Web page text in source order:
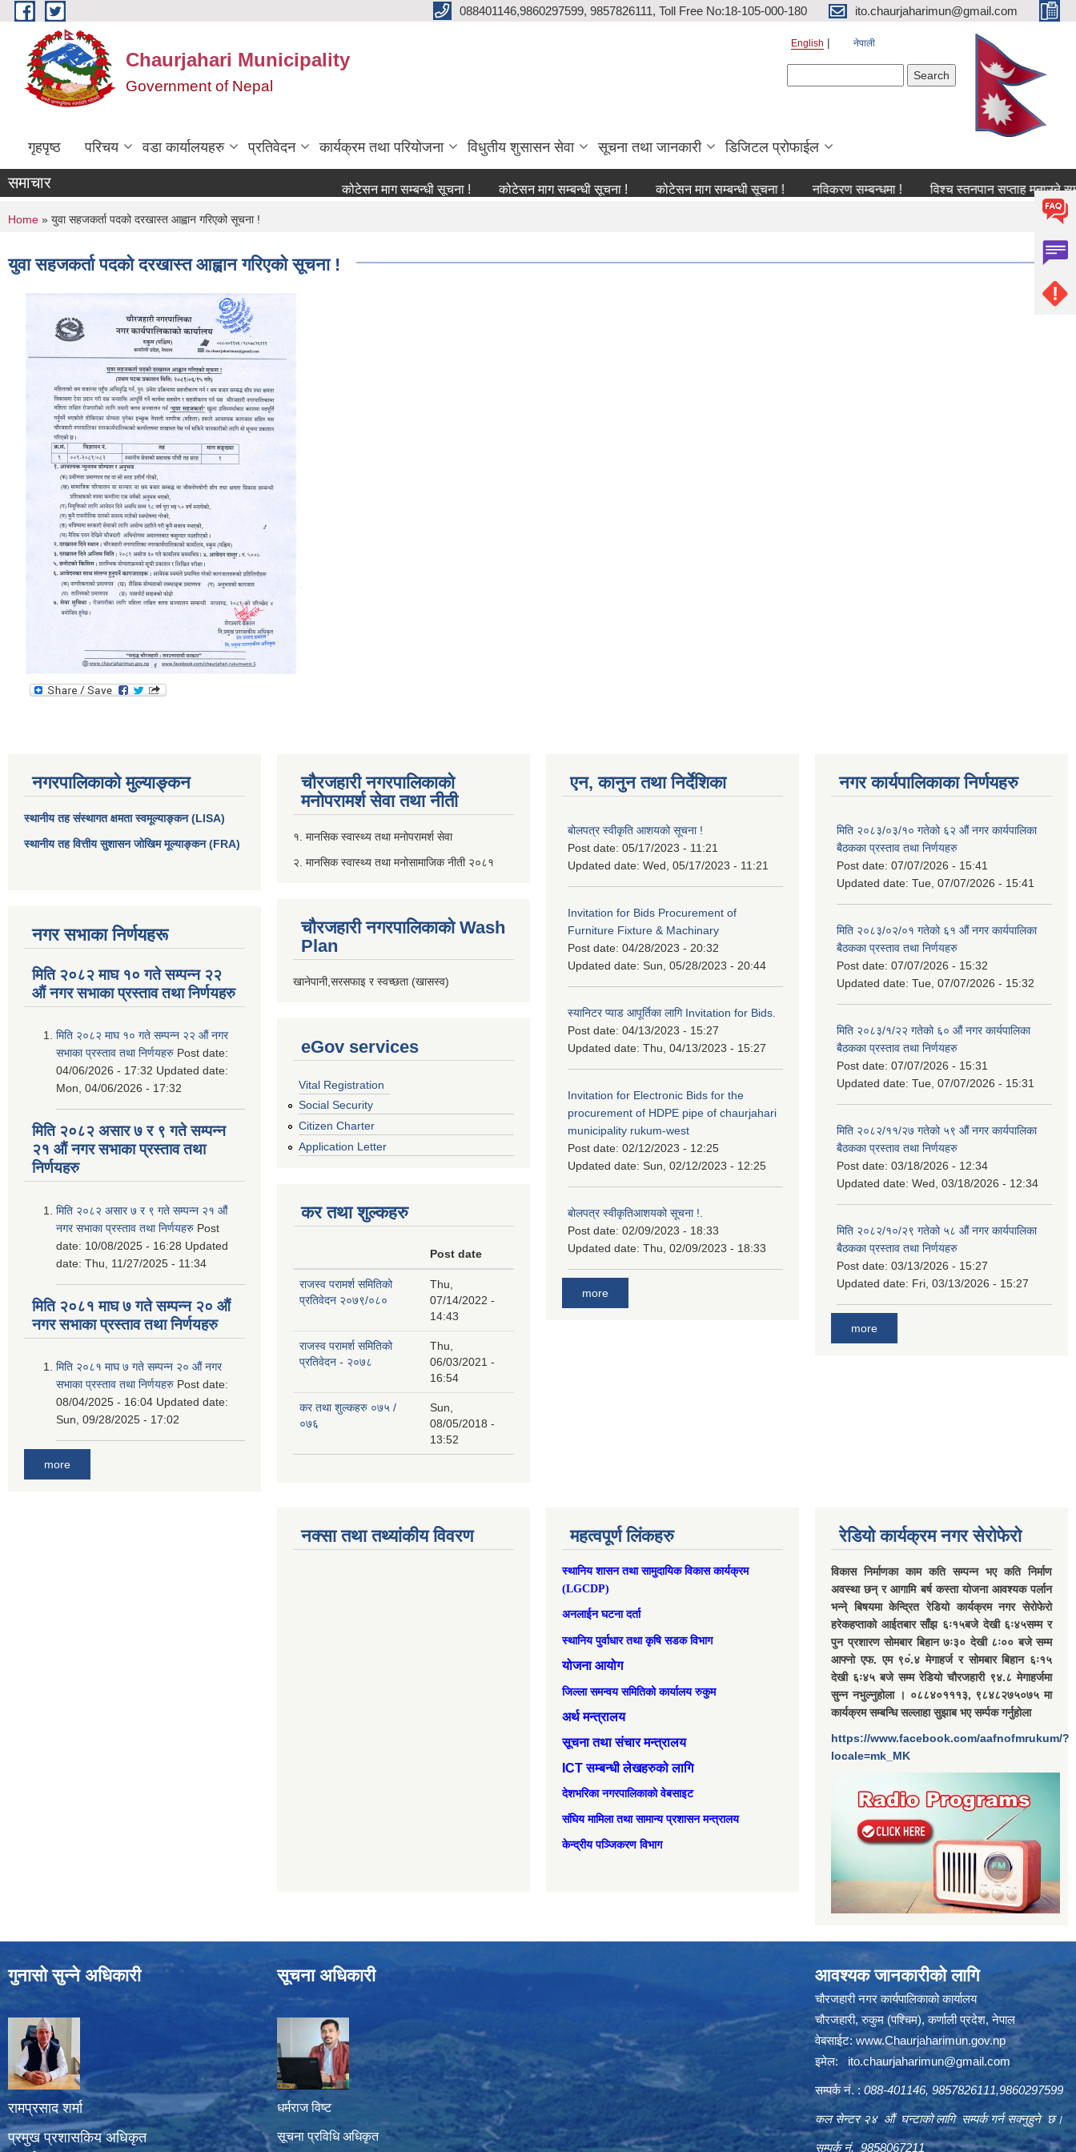
Skip to main content 088401146,9860297599, 9857826111, Toll Free No:18-105-000-180 ito.chaurjaharimun@gmail.com
Chaurjahari Municipality
Government of Nepal
English नेपाली
गृहपृष्ठ परिचय वडा कार्यालयहरु प्रतिवेदन कार्यक्रम तथा परियोजना विधुतीय शुसासन सेवा सूचना तथा जानकारी डिजिटल प्रोफाईल
समाचार कोटेसन माग सम्बन्धी सूचना ! कोटेसन माग सम्बन्धी सूचना ! कोटेसन माग सम्बन्धी सूचना ! नविकरण सम्बन्धमा ! विश्च स्तनपान सप्ताह मनाउने सम्बन्धी
You are here
Home » युवा सहजकर्ता पदको दरखास्त आह्वान गरिएको सूचना !
युवा सहजकर्ता पदको दरखास्त आह्वान गरिएको सूचना !
नगरपालिकाको मुल्याङ्कन
स्थानीय तह संस्थागत क्षमता स्वमूल्याङ्कन (LISA)
स्थानीय तह वित्तीय सुशासन जोखिम मूल्याङ्कन (FRA)
नगर सभाका निर्णयहरू
मिति २०८२ माघ १० गते सम्पन्न २२
औं नगर सभाका प्रस्ताव तथा निर्णयहरु
मिति २०८२ माघ १० गते सम्पन्न २२ औं नगर
सभाका प्रस्ताव तथा निर्णयहरु Post date:
04/06/2026 - 17:32 Updated date:
Mon, 04/06/2026 - 17:32
मिति २०८२ असार ७ र ९ गते सम्पन्न
२१ औं नगर सभाका प्रस्ताव तथा
निर्णयहरु
मिति २०८२ असार ७ र ९ गते सम्पन्न २१ औं
नगर सभाका प्रस्ताव तथा निर्णयहरु Post
date: 10/08/2025 - 16:28 Updated
date: Thu, 11/27/2025 - 11:34
मिति २०८१ माघ ७ गते सम्पन्न २० औं
नगर सभाका प्रस्ताव तथा निर्णयहरु
मिति २०८१ माघ ७ गते सम्पन्न २० औं नगर
सभाका प्रस्ताव तथा निर्णयहरु Post date:
08/04/2025 - 16:04 Updated date:
Sun, 09/28/2025 - 17:02
more
चौरजहारी नगरपालिकाको
मनोपरामर्श सेवा तथा नीती
१. मानसिक स्वास्थ्य तथा मनोपरामर्श सेवा
२. मानसिक स्वास्थ्य तथा मनोसामाजिक नीती २०८१
चौरजहारी नगरपालिकाको Wash
Plan
खानेपानी,सरसफाइ र स्वच्छता (खासस्व)
eGov services
Vital Registration
Social Security
Citizen Charter
Application Letter
कर तथा शुल्कहरु
Post date
राजस्व परामर्श समितिको
प्रतिवेदन २०७९/०८०
Thu,
07/14/2022 -
14:43
राजस्व परामर्श समितिको
प्रतिवेदन - २०७८
Thu,
06/03/2021 -
16:54
कर तथा शुल्कहरु ०७५ /
०७६
Sun,
08/05/2018 -
13:52
एन, कानुन तथा निर्देशिका
बोलपत्र स्वीकृति आशयको सूचना !
Post date: 05/17/2023 - 11:21
Updated date: Wed, 05/17/2023 - 11:21
Invitation for Bids Procurement of
Furniture Fixture & Machinary
Post date: 04/28/2023 - 20:32
Updated date: Sun, 05/28/2023 - 20:44
स्यानिटर प्याड आपूर्तिका लागि Invitation for Bids.
Post date: 04/13/2023 - 15:27
Updated date: Thu, 04/13/2023 - 15:27
Invitation for Electronic Bids for the
procurement of HDPE pipe of chaurjahari
municipality rukum-west
Post date: 02/12/2023 - 12:25
Updated date: Sun, 02/12/2023 - 12:25
बोलपत्र स्वीकृतिआशयको सूचना !.
Post date: 02/09/2023 - 18:33
Updated date: Thu, 02/09/2023 - 18:33
more
नगर कार्यपालिकाका निर्णयहरु
मिति २०८३/०३/१० गतेको ६२ औं नगर कार्यपालिका
बैठकका प्रस्ताव तथा निर्णयहरु
Post date: 07/07/2026 - 15:41
Updated date: Tue, 07/07/2026 - 15:41
मिति २०८३/०२/०१ गतेको ६१ औं नगर कार्यपालिका
बैठकका प्रस्ताव तथा निर्णयहरु
Post date: 07/07/2026 - 15:32
Updated date: Tue, 07/07/2026 - 15:32
मिति २०८३/१/२२ गतेको ६० औं नगर कार्यपालिका
बैठकका प्रस्ताव तथा निर्णयहरु
Post date: 07/07/2026 - 15:31
Updated date: Tue, 07/07/2026 - 15:31
मिति २०८२/११/२७ गतेको ५९ औं नगर कार्यपालिका
बैठकका प्रस्ताव तथा निर्णयहरु
Post date: 03/18/2026 - 12:34
Updated date: Wed, 03/18/2026 - 12:34
मिति २०८२/१०/२९ गतेको ५८ औं नगर कार्यपालिका
बैठकका प्रस्ताव तथा निर्णयहरु
Post date: 03/13/2026 - 15:27
Updated date: Fri, 03/13/2026 - 15:27
more
नक्सा तथा तथ्यांकीय विवरण महत्वपूर्ण लिंकहरु
स्थानिय शासन तथा सामुदायिक विकास कार्यक्रम
(LGCDP)
अनलाईन घटना दर्ता
स्थानिय पुर्वाधार तथा कृषि सडक विभाग
योजना आयोग
जिल्ला समन्वय समितिको कार्यालय रुकुम
अर्थ मन्त्रालय
सूचना तथा संचार मन्त्रालय
ICT सम्बन्धी लेखहरुको लागि
देशभरिका नगरपालिकाको वेबसाइट
संघिय मामिला तथा सामान्‍य प्रशासन मन्त्रालय
केन्द्रीय पञ्जिकरण विभाग
रेडियो कार्यक्रम नगर सेरोफेरो
विकास निर्माणका काम कति सम्पन्न भए कति निर्माण
अवस्था छन् र आगामि बर्ष कस्ता योजना आवश्यक पर्लान
भन्ने् बिषयमा केन्द्रित रेडियो कार्यक्रम नगर सेरोफेरो
हरेकहप्ताको आईतबार साँझ ६ः१५बजे देखी ६ः४५सम्म र
पुन प्रशारण सोमबार बिहान ७ः३० देखी ८ः०० बजे सम्म
आफ्नो एफ. एम ९०ं.४ मेगाहर्ज र सोमबार बिहान ६ः१५
देखी ६ः४५ बजे सम्म रेडियो चौरजहारी ९४.८ मेगाहर्जमा
सुन्न नभुल्नुहोला । ०८८४०१११३, ९८४८२७५०७५ मा
कार्यक्रम सम्बन्धि सल्लाहा सुझाब भए सर्म्पक गर्नुहोला
https://www.facebook.com/aafnofmrukum/?
locale=mk_MK
गुनासो सुन्ने अधिकारी
रामप्रसाद शर्मा
प्रमुख प्रशासकिय अधिकृत
सूचना अधिकारी
धर्मराज विष्ट
सूचना प्रविधि अधिकृत
आवश्यक जानकारीको लागि
चौरजहारी नगर कार्यपालिकाको कार्यालय
चौरजहारी, रुकुम (पश्चिम), कर्णाली प्रदेश, नेपाल
वेबसाईट:www.Chaurjaharimun.gov.np
इमेल: ito.chaurjaharimun@gmail.com
सम्पर्क नं. : 088-401146, 9857826111,9860297599
कल सेन्टर २४ औं घन्टाको लागि सम्पर्क गर्न सक्नुहुने छ।
सम्पर्क नं. 9858067211